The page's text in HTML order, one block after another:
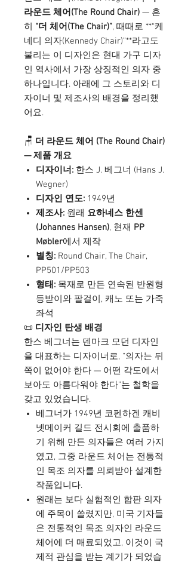
라운드 체어(The Round Chair) — 흔
히 “더 체어(The Chair)”, 때때로 **“케
네디 의자(Kennedy Chair)”**라고도
불리는 이 디자인은 현대 가구 디자
인 역사에서 가장 상징적인 의자 중
하나입니다. 아래에 그 스토리와 디
자이너 및 제조사의 배경을 정리했
어요.
🪑 더 라운드 체어 (The Round Chair)
— 제품 개요
디자이너: 한스 J. 베그너 (Hans J.
Wegner)
디자인 연도: 1949년
제조사: 원래 요하네스 한센
(Johannes Hansen), 현재 PP
Møbler에서 제작
별칭: Round Chair, The Chair,
PP501/PP503
형태: 목재로 만든 연속된 반원형
등받이와 팔걸이, 캐노 또는 가죽
좌석
📜 디자인 탄생 배경
한스 베그너는 덴마크 모던 디자인
을 대표하는 디자이너로, “의자는 뒤
쪽이 없어야 한다 — 어떤 각도에서
보아도 아름다워야 한다”는 철학을
갖고 있었습니다.
베그너가 1949년 코펜하겐 캐비
넷메이커 길드 전시회에 출품하
기 위해 만든 의자들은 여러 가지
였고, 그중 라운드 체어는 전통적
인 목조 의자를 의뢰받아 설계한
작품입니다.
원래는 보다 실험적인 합판 의자
에 주목이 쏠렸지만, 미국 기자들
은 전통적인 목조 의자인 라운드
체어에 더 매료되었고, 이것이 국
제적 관심을 받는 계기가 되었습